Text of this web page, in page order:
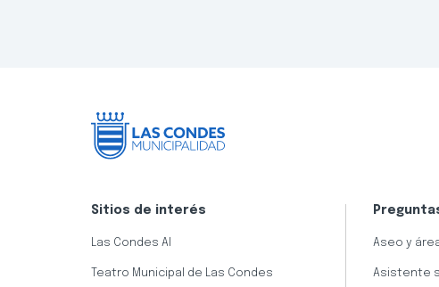
Sitios de interés
Las Condes AI
Teatro Municipal de Las Condes
Aseo y
Asistente